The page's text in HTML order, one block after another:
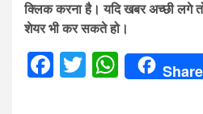
क्लिक करना है। यदि खबर अच्छी लगे
शेयर भी कर सकते हो।
Facebook
TwitterShare